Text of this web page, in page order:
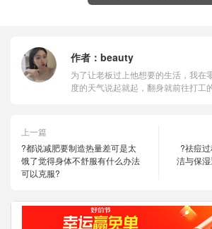
作者： beauty
为了让老板过上他想要的生活，我在
度的天气说起就起，翻身就前往打工
上一篇
?都说减肥要制造热量差可是太
饿了觉得身体不舒服有什么办法
可以克服?
?祛痘
洁与保